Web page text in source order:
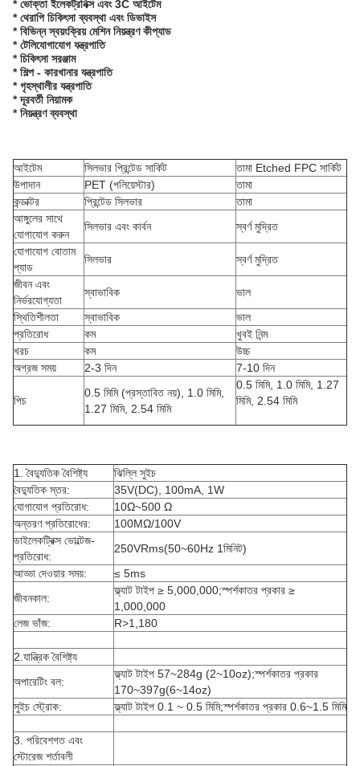
* ভোক্তা ইলেকট্রনিক্স এবং 3C আইটেম
* থেরাপি চিকিৎসা ব্যবস্থা এবং ডিভাইস
* বিভিন্ন স্বয়ংক্রিয় মেশিন নিয়ন্ত্রণ কীপ্যাড
* টেলিযোগাযোগ যন্ত্রপাতি
* চিকিৎসা সরঞ্জাম
* শিল্প - কারখানার যন্ত্রপাতি
* গৃহস্থালীর যন্ত্রপাতি
* দূরবর্তী নিয়ামক
* নিয়ন্ত্রণ ব্যবস্থা
আইটেম সিলভার প্রিন্টেড সার্কিট
তামা Etched FPC সার্কিট
উপাদান
PET (পলিয়েস্টার)
তামা
কন্ডাক্টর
প্রিন্টেড সিলভার
তামা
আঙ্গুলের সাথে
যোগাযোগ করুন
সিলভার এবং কার্বন
স্বর্ণ মুদ্রিত
যোগাযোগ বোতাম
প্যাড
সিলভার
স্বর্ণ মুদ্রিত
জীবন এবং
নির্ভরযোগ্যতা
স্বাভাবিক
ভাল
স্থিতিশীলতা
স্বাভাবিক
ভাল
প্রতিরোধ
কম
খুবই নিন্ম
খরচ
কম
উচ্চ
অগ্রজ সময়
2-3 দিন 7-10 দিন
পিচ
0.5 মিমি (প্রস্তাবিত নয়), 1.0 মিমি,
1.27 মিমি, 2.54 মিমি
0.5 মিমি, 1.0 মিমি, 1.27
মিমি, 2.54 মিমি
1. বৈদ্যুতিক বৈশিষ্ট্য
ঝিল্লি সুইচ
বৈদ্যুতিক স্তর:
35V(DC), 100mA, 1W
যোগাযোগ প্রতিরোধ:
10Ω~500 Ω
অন্তরণ প্রতিরোধের:
100MΩ/100V
ডাইলেকট্রিক্স ভোল্টেজ-
প্রতিরোধ:
250VRms(50~60Hz 1মিনিট)
আড্ডা দেওয়ার সময়:
≤ 5ms
জীবনকাল:
ফ্ল্যাট টাইপ ≥ 5,000,000;স্পর্শকাতর প্রকার ≥
1,000,000
লেজ ভাঁজ:
R>1,180
2.যান্ত্রিক বৈশিষ্ট্য
অপারেটিং বল:
ফ্ল্যাট টাইপ 57~284g (2~10oz);স্পর্শকাতর প্রকার
170~397g(6~14oz)
সুইচ স্ট্রোক:
ফ্ল্যাট টাইপ 0.1 ~ 0.5 মিমি;স্পর্শকাতর প্রকার 0.6~1.5 মিমি
3. পরিবেশগত এবং
স্টোরেজ শর্তাবলী